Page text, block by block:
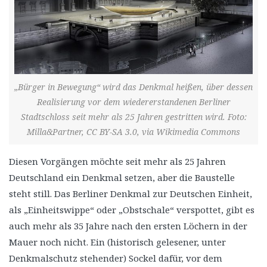
„Bürger in Bewegung“ wird das Denkmal heißen, über dessen
Realisierung vor dem wiedererstandenen Berliner
Stadtschloss seit mehr als 25 Jahren gestritten wird. Foto:
Milla&Partner, CC BY-SA 3.0, via Wikimedia Commons
Diesen Vorgängen möchte seit mehr als 25 Jahren
Deutschland ein Denkmal setzen, aber die Baustelle
steht still. Das Berliner Denkmal zur Deutschen Einheit,
als „Einheitswippe“ oder „Obstschale“ verspottet, gibt es
auch mehr als 35 Jahre nach den ersten Löchern in der
Mauer noch nicht. Ein (historisch gelesener, unter
Denkmalschutz stehender) Sockel dafür, vor dem